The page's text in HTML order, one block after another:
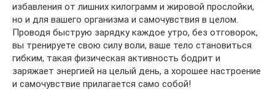
избавления от лишних килограмм и жировой прослойки,
но и для вашего организма и самочувствия в целом.
Проводя быструю зарядку каждое утро, без отговорок,
вы тренируете свою силу воли, ваше тело становиться
гибким, такая физическая активность бодрит и
заряжает энергией на целый день, а хорошее настроение
и самочувствие прилагается само собой!